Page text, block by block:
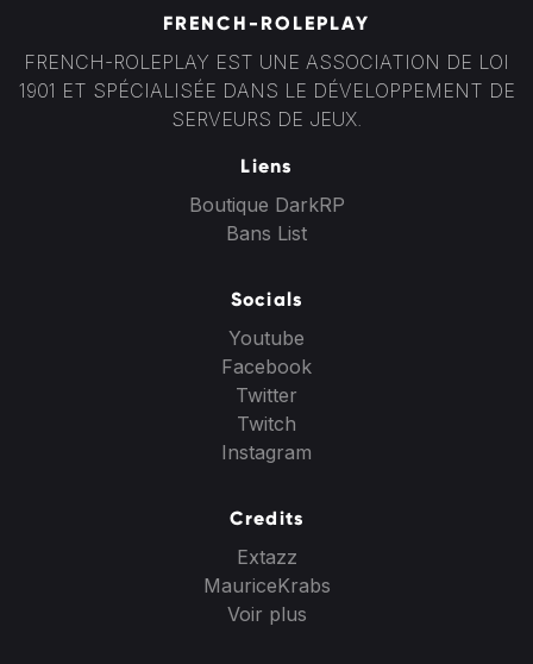
FRENCH-ROLEPLAY
FRENCH-ROLEPLAY EST UNE ASSOCIATION DE LOI
1901 ET SPÉCIALISÉE DANS LE DÉVELOPPEMENT DE
SERVEURS DE JEUX.
Liens
Boutique DarkRP
Bans List
Socials
Youtube
Facebook
Twitter
Twitch
Instagram
Credits
Extazz
MauriceKrabs
Voir plus